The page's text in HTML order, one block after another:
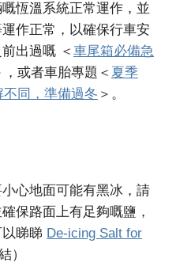
恆溫系統正常運作，並
作正常，以確保行車安
出過嘅 ＜ 車尾箱必備急
，或者車胎專題＜ 夏季
同，準備過冬 ＞。
心地面可能有黑冰，請
保路面上有足夠嘅鹽，
睇睇 De-icing Salt for
）